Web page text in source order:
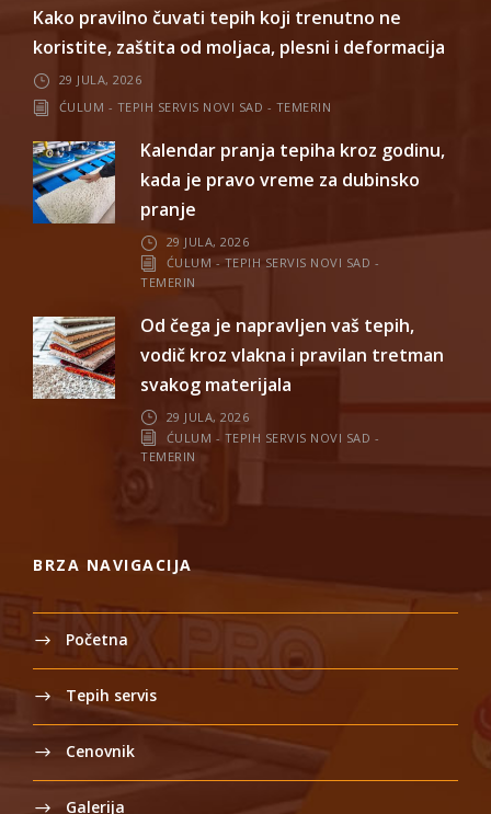
Kako pravilno čuvati tepih koji trenutno ne
koristite, zaštita od moljaca, plesni i deformacija
29 JULA, 2026
ĆULUM - TEPIH SERVIS NOVI SAD - TEMERIN
Kalendar pranja tepiha kroz godinu,
kada je pravo vreme za dubinsko
pranje
29 JULA, 2026
ĆULUM - TEPIH SERVIS NOVI SAD -
TEMERIN
Od čega je napravljen vaš tepih,
vodič kroz vlakna i pravilan tretman
svakog materijala
29 JULA, 2026
ĆULUM - TEPIH SERVIS NOVI SAD -
TEMERIN
BRZA NAVIGACIJA
Početna
Tepih servis
Cenovnik
Galerija